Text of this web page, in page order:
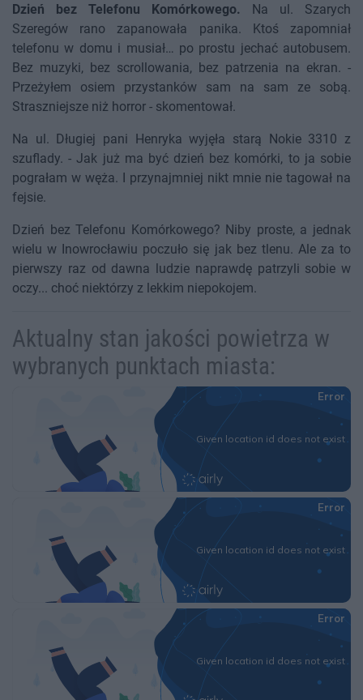
Dzień bez Telefonu Komórkowego. Na ul. Szarych
Szeregów rano zapanowała panika. Ktoś zapomniał
telefonu w domu i musiał… po prostu jechać autobusem.
Bez muzyki, bez scrollowania, bez patrzenia na ekran. -
Przeżyłem osiem przystanków sam na sam ze sobą.
Straszniejsze niż horror - skomentował.
Na ul. Długiej pani Henryka wyjęła starą Nokie 3310 z
szuflady. - Jak już ma być dzień bez komórki, to ja sobie
pograłam w węża. I przynajmniej nikt mnie nie tagował na
fejsie.
Dzień bez Telefonu Komórkowego? Niby proste, a jednak
wielu w Inowrocławiu poczuło się jak bez tlenu. Ale za to
pierwszy raz od dawna ludzie naprawdę patrzyli sobie w
oczy... choć niektórzy z lekkim niepokojem.
Aktualny stan jakości powietrza w
wybranych punktach miasta: